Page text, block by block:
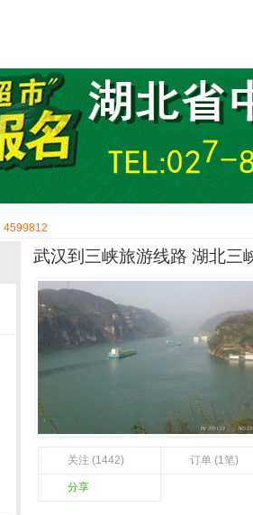
4599812
武汉到三峡旅游线路 湖北三
关注 (1442) 订单 (1笔)
分享